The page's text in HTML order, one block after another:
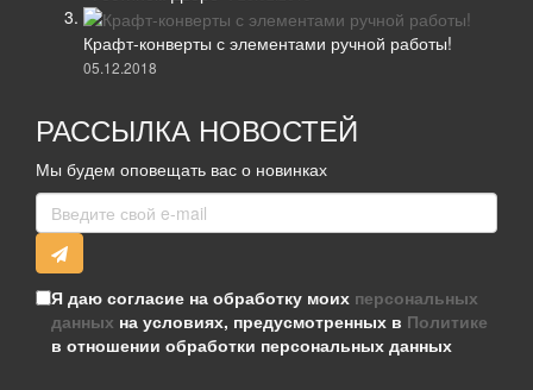
Крафт-конверты с элементами ручной работы!
05.12.2018
РАССЫЛКА НОВОСТЕЙ
Мы будем оповещать вас о новинках
Я даю согласие на обработку моих персональных
данных на условиях, предусмотренных в Политике
в отношении обработки персональных данных